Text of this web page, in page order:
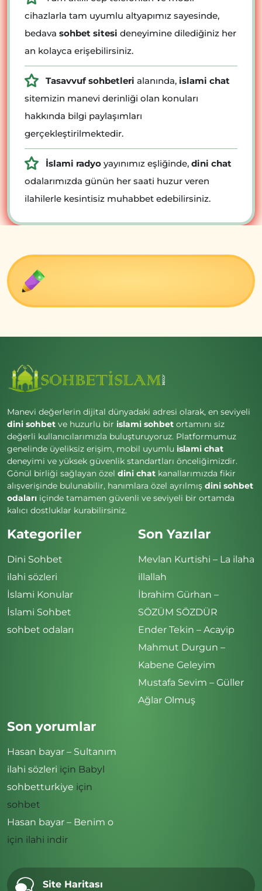
cihazlarla tam uyumlu altyapımız sayesinde,
bedava sohbet sitesi deneyimine dilediğiniz her
an kolayca erişebilirsiniz.
Tasavvuf sohbetleri alanında, islami chat
sitemizin manevi derinliği olan konuları
hakkında bilgi paylaşımları
gerçekleştirilmektedir.
İslami radyo yayınımız eşliğinde, dini chat
odalarımızda günün her saati huzur veren
ilahilerle kesintisiz muhabbet edebilirsiniz.
Manevi değerlerin dijital dünyadaki adresi olarak, en seviyeli
dini sohbet ve huzurlu bir islami sohbet ortamını siz
değerli kullanıcılarımızla buluşturuyoruz. Platformumuz
genelinde üyeliksiz erişim, mobil uyumlu islami chat
deneyimi ve yüksek güvenlik standartları önceliğimizdir.
Gönül birliği sağlayan özel dini chat kanallarımızda fikir
alışverişinde bulunabilir, hanımlara özel ayrılmış dini sohbet
odaları içinde tamamen güvenli ve seviyeli bir ortamda
kalıcı dostluklar kurabilirsiniz.
Kategoriler
Dini Sohbet
ilahi sözleri
İslami Konular
İslami Sohbet
sohbet odaları
Son Yazılar
Mevlan Kurtishi – La ilaha
illallah
İbrahim Gürhan –
SÖZÜM SÖZDÜR
Ender Tekin – Acayip
Mahmut Durgun –
Kabene Geleyim
Mustafa Sevim – Güller
Ağlar Olmuş
Son yorumlar
Hasan bayar – Sultanım
ilahi sözleri için Babyl
sohbetturkiye için
sohbet
Hasan bayar – Benim o
için ilahi indir
Site Haritası